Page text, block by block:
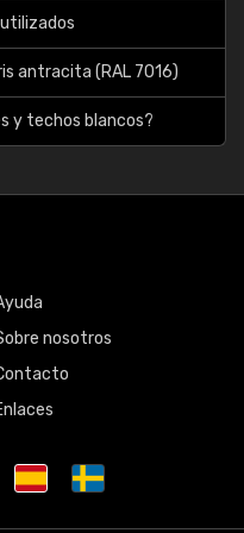
antracita (RAL 7016)
y techos blancos?
nosotros